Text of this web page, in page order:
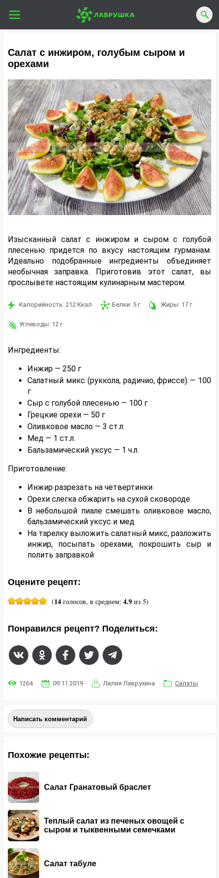
Салат с инжиром, голубым сыром и
орехами
Изысканный салат с инжиром и сыром с голубой
плесенью придется по вкусу настоящим гурманам.
Идеально подобранные ингредиенты объединяет
необычная заправка. Приготовив этот салат, вы
прослывете настоящим кулинарным мастером.
Калорийность: 212 Ккал Белки: 5 г Жиры: 17 г
Углеводы: 12 г
Ингредиенты:
Инжир — 250 г
Салатный микс (руккола, радичио, фриссе) — 100
г
Сыр с голубой плесенью — 100 г
Грецкие орехи — 50 г
Оливковое масло — 3 ст.л.
Мед — 1 ст.л.
Бальзамический уксус — 1 ч.л.
Приготовление:
Инжир разрезать на четвертинки
Орехи слегка обжарить на сухой сковороде
В небольшой пиале смешать оливковое масло,
бальзамический уксус и мед
На тарелку выложить салатный микс, разложить
инжир, посыпать орехами, покрошить сыр и
полить заправкой
Оцените рецепт:
(14 голосов, в среднем: 4.9 из 5)
Понравился рецепт? Поделиться:
1264 09.11.2019 Лилия Лаврухина Салаты
Написать комментарий
Похожие рецепты:
Салат Гранатовый браслет
Теплый салат из печеных овощей с
сыром и тыквенными семечками
Салат табуле